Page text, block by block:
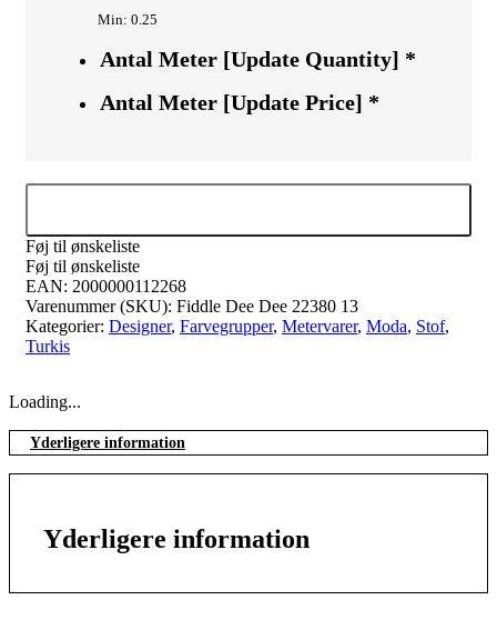
Min: 0.25
Antal Meter [Update Quantity] *
Antal Meter [Update Price] *
Føj til ønskeliste
Føj til ønskeliste
EAN: 2000000112268
Varenummer (SKU): Fiddle Dee Dee 22380 13
Kategorier: Designer, Farvegrupper, Metervarer, Moda, Stof,
Turkis
Loading...
Yderligere information
Yderligere information